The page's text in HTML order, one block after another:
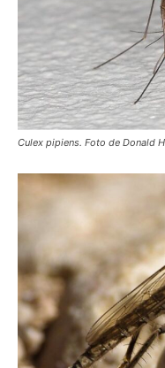
Culex pipiens. Foto de Donald